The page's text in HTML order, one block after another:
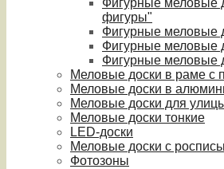
Фигурные меловые
фигуры"
Фигурные меловые
Фигурные меловые
Фигурные меловые
Меловые доски в раме с
Меловые доски в
Меловые доски для
Меловые доски тонкие
LED-доски
Меловые доски с
Фотозоны